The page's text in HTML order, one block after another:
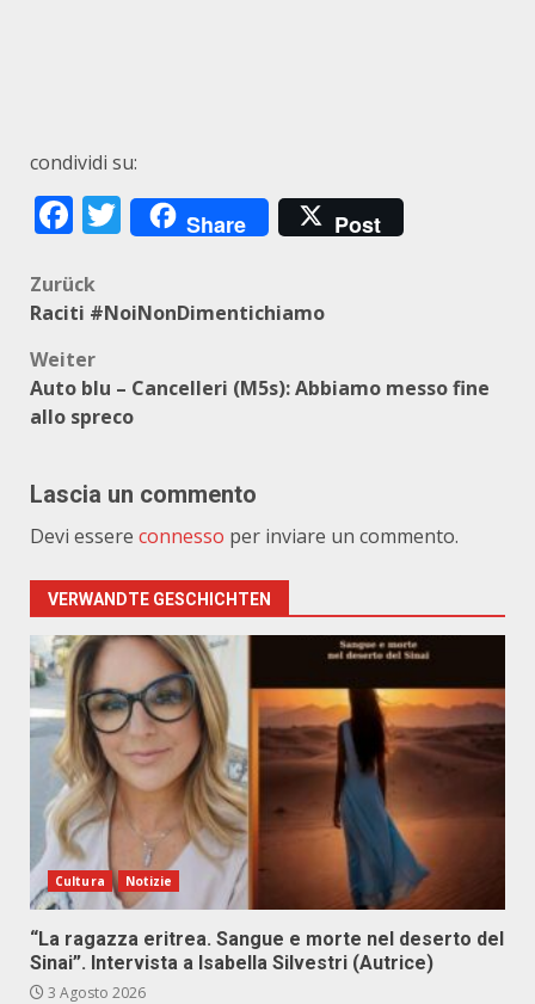
condividi su:
Facebook
Twitter
Share Post
Beitragsnavigation
Zurück
Raciti #NoiNonDimentichiamo
Weiter
Auto blu – Cancelleri (M5s): Abbiamo messo fine
allo spreco
Lascia un commento
Devi essere connesso per inviare un commento.
VERWANDTE GESCHICHTEN
Cultura Notizie
“La ragazza eritrea. Sangue e morte nel deserto del
Sinai”. Intervista a Isabella Silvestri (Autrice)
3 Agosto 2026